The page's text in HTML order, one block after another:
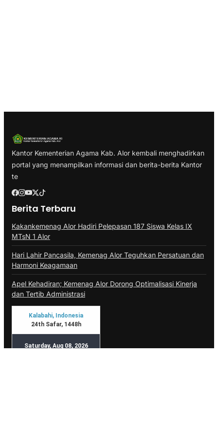
Kantor Kementerian Agama Kab. Alor kembali menghadirkan
portal yang menampilkan informasi dan berita-berita Kantor
te
Berita Terbaru
Kakankemenag Alor Hadiri Pelepasan 187 Siswa Kelas IX
MTsN 1 Alor
Hari Lahir Pancasila, Kemenag Alor Teguhkan Persatuan dan
Harmoni Keagamaan
Apel Kehadiran; Kemenag Alor Dorong Optimalisasi Kinerja
dan Tertib Administrasi